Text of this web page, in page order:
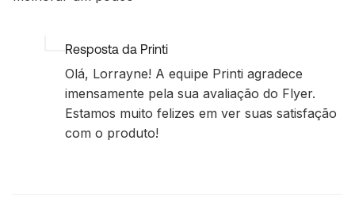
Resposta da Printi
Olá, Lorrayne! A equipe Printi agradece
imensamente pela sua avaliação do Flyer.
Estamos muito felizes em ver suas satisfação
com o produto!